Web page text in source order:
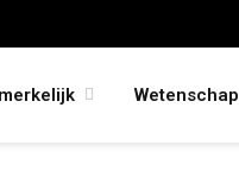
Wetenschap